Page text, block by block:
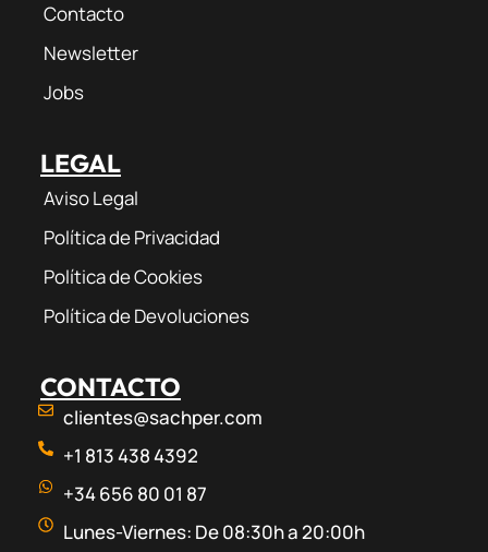
Contacto
Newsletter
Jobs
LEGAL
Aviso Legal
Política de Privacidad
Política de Cookies
Política de Devoluciones
CONTACTO
clientes@sachper.com
+1 813 438 4392
+34 656 80 01 87
Lunes-Viernes: De 08:30h a 20:00h